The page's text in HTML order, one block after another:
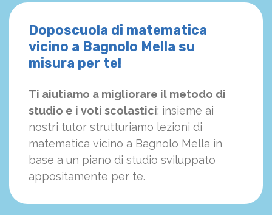
Doposcuola di matematica
vicino a Bagnolo Mella su
misura per te!
Ti aiutiamo a migliorare il metodo di
studio e i voti scolastici: insieme ai
nostri tutor strutturiamo lezioni di
matematica vicino a Bagnolo Mella in
base a un piano di studio sviluppato
appositamente per te.